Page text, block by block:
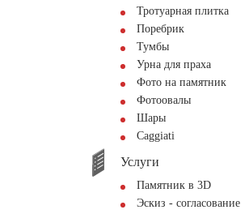
Тротуарная плитка
Поребрик
Тумбы
Урна для праха
Фото на памятник
Фотоовалы
Шары
Сaggiati
Услуги
Памятник в 3D
Эскиз - согласование